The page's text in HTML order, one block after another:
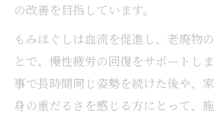
の改善を目指しています。
もみほぐしは血流を促進し、老廃物
とで、慢性疲労の回復をサポートし
事で長時間同じ姿勢を続けた後や、
身の重だるさを感じる方にとって、